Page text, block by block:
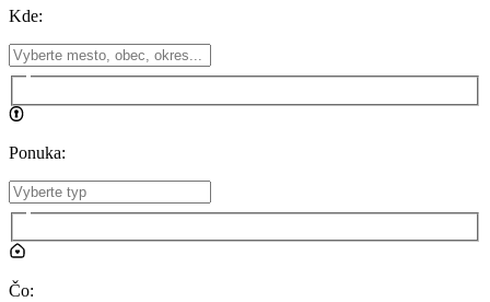
Kde:
Ponuka:
Čo: